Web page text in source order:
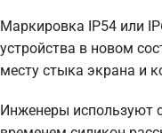
Маркировка IP54 или
устройства в новом
месту стыка экрана и
Инженеры используют